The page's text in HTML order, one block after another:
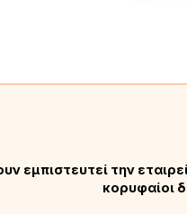
εμπιστευτεί την
κορυφαίοι